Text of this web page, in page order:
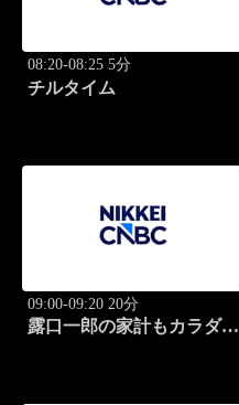
08:20-08:25 5分
チルタイム
09:00-09:20 20分
露口一郎の家計もカラダも